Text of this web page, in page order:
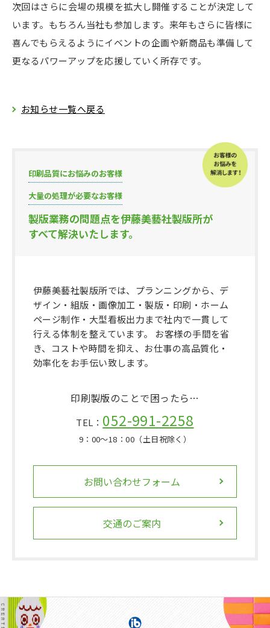
次回はさらに会場の規模を拡大し開催することが決定して
います。もちろん当社も参加します。来年もさらに皆様に
喜んでもらえるようにイベントの企画や新商品も準備して
更なるパワーアップを応援していく所存です。
お知らせ一覧へ戻る
印刷品質にお悩みのお客様
大量の処理が必要なお客様
製版業務の問題点を伊藤美藝社製版所が
すべて解決いたします。
伊藤美藝社製版所では、プランニングから、デ
ザイン・組版・画像加工・製版・印刷・ホーム
ページ制作・大型看板出力まで社内で一貫して
行える体制を整えています。 お客様の手間を省
き、コストや時間を抑え、お仕事の高品質化・
効率化をお手伝い致します。
印刷製版のことで困ったら…
TEL： 052-991-2258
9：00〜18：00（土日祝除く）
お問い合わせフォーム
交通のご案内